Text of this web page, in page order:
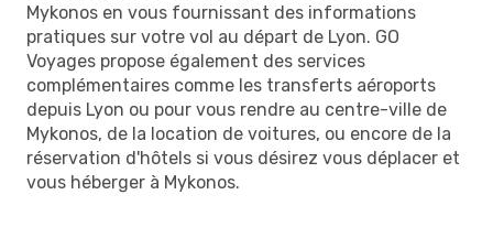
Mykonos en vous fournissant des informations
pratiques sur votre vol au départ de Lyon. GO
Voyages propose également des services
complémentaires comme les transferts aéroports
depuis Lyon ou pour vous rendre au centre-ville de
Mykonos, de la location de voitures, ou encore de la
réservation d'hôtels si vous désirez vous déplacer et
vous héberger à Mykonos.